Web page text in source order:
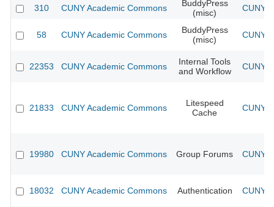
310 CUNY Academic Commons
BuddyPress
(misc)
CUNY
58 CUNY Academic Commons
BuddyPress
(misc)
CUNY
22353 CUNY Academic Commons
Internal Tools
and Workflow
CUNY
21833 CUNY Academic Commons
Litespeed
Cache
CUNY
19980 CUNY Academic Commons Group Forums CUNY
18032 CUNY Academic Commons Authentication CUNY